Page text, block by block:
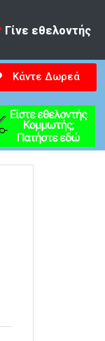
Γίνε εθελοντής
Κάντε Δωρεά